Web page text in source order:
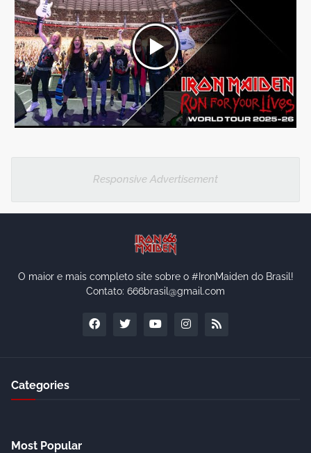
Responsive Advertisement
O maior e mais completo site sobre o #IronMaiden do Brasil!
Contato: 666brasil@gmail.com
Categories
Most Popular